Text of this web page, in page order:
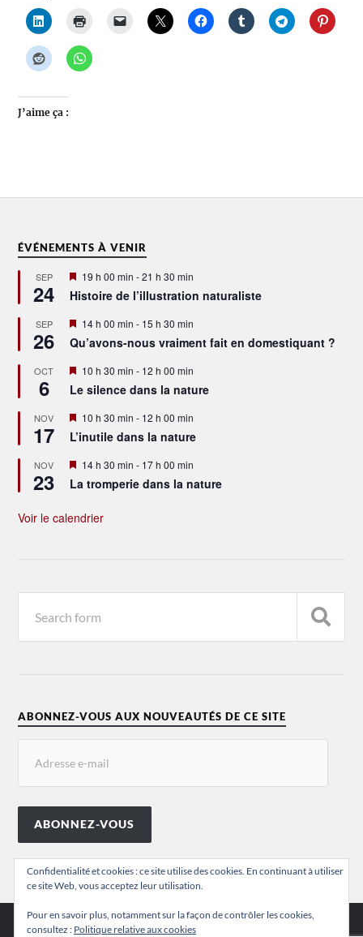
J’aime ça :
ÉVÉNEMENTS À VENIR
SEP
24
Mis
avant
19 h 00 min -21 h 30 min
Histoire de l’illustration naturaliste
SEP
26
Mis
en
avant
14 h 00 min - 15 h 30 min
Qu’avons-nous vraiment fait en domestiquant ?
OCT
6
Mis
avant
10 h 30 min - 12 h 00 min
Le silence dans la nature
NOV
17
Mis
avant
10 h 30 min - 12 h 00 min
L’inutile dans la nature
NOV
23
Mis
avant
14 h 30 min - 17 h 00 min
La tromperie dans la nature
Voir le calendrier
ABONNEZ-VOUS AUX NOUVEAUTÉS DE CE SITE
ABONNEZ-VOUS
Confidentialité et cookies : ce site utilise des cookies. En continuant à utiliser
ce site Web, vous acceptez leur utilisation.
Pour en savoir plus, notamment sur la façon de contrôler les cookies,
consultez : Politique relative aux cookies